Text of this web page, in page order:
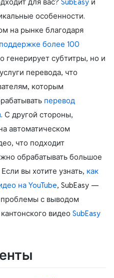
особенности.
на рынке благодаря
поддержке более 100
генерирует субтитры, но и
перевода, что
которым
перевод
. С другой стороны,
автоматическом
что подходит
обрабатывать большое
вы хотите узнать, как
на YouTube, SubEasy —
с выводом
видео SubEasy